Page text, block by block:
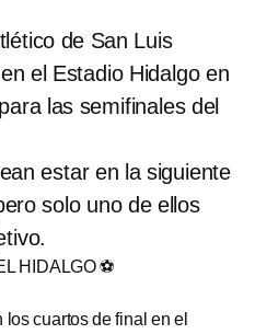
de San Luis
el Estadio Hidalgo en
las semifinales del
estar en la siguiente
solo uno de ellos
HIDALGO ⚽
cuartos de final en el